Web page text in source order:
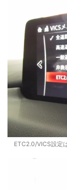
ETC2.0/VICS設定